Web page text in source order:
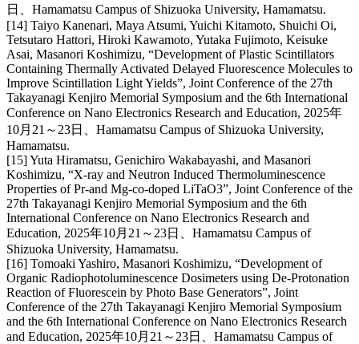
日、Hamamatsu Campus of Shizuoka University, Hamamatsu.
[14] Taiyo Kanenari, Maya Atsumi, Yuichi Kitamoto, Shuichi Oi,
Tetsutaro Hattori, Hiroki Kawamoto, Yutaka Fujimoto, Keisuke
Asai, Masanori Koshimizu, “Development of Plastic Scintillators
Containing Thermally Activated Delayed Fluorescence Molecules to
Improve Scintillation Light Yields”, Joint Conference of the 27th
Takayanagi Kenjiro Memorial Symposium and the 6th International
Conference on Nano Electronics Research and Education, 2025年
10月21～23日、Hamamatsu Campus of Shizuoka University,
Hamamatsu.
[15] Yuta Hiramatsu, Genichiro Wakabayashi, and Masanori
Koshimizu, “X-ray and Neutron Induced Thermoluminescence
Properties of Pr-and Mg-co-doped LiTaO3”, Joint Conference of the
27th Takayanagi Kenjiro Memorial Symposium and the 6th
International Conference on Nano Electronics Research and
Education, 2025年10月21～23日、Hamamatsu Campus of
Shizuoka University, Hamamatsu.
[16] Tomoaki Yashiro, Masanori Koshimizu, “Development of
Organic Radiophotoluminescence Dosimeters using De-Protonation
Reaction of Fluorescein by Photo Base Generators”, Joint
Conference of the 27th Takayanagi Kenjiro Memorial Symposium
and the 6th International Conference on Nano Electronics Research
and Education, 2025年10月21～23日、Hamamatsu Campus of